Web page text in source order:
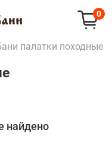
0
палатки походные
найдено